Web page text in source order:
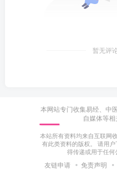
暂无评
本网站专门收集易经、中
自媒体等相
本站所有资料均来自互联网
有此类资料的版权。 请用
得传递或用于任何
友链申请 免责声明